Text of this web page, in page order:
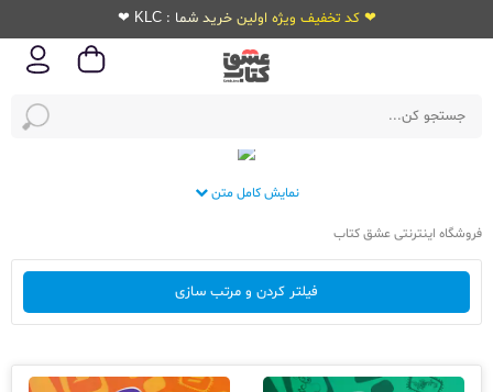
❤ کد تخفیف ویژه اولین خرید شما : KLC ❤
نمایش کامل متن
فروشگاه اینترنتی عشق کتاب
فیلتر کردن و مرتب سازی